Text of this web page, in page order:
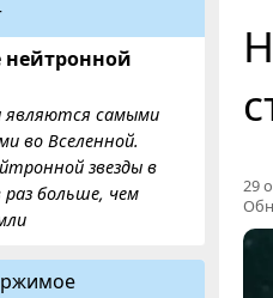
29
нейтронной
являются самыми
во Вселенной.
звезды в
больше, чем